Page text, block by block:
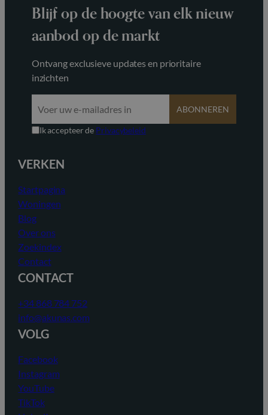
Blijf op de hoogte van elk nieuw
aanbod op de markt
Ontvang exclusieve updates en prioritaire
inzichten
ABONNEREN
Ik accepteer de Privacybeleid
VERKEN
Startpagina
Woningen
Blog
Over ons
Zoekindex
Contact
CONTACT
+34 868 784 752
info@akunas.com
VOLG
Facebook
Instagram
YouTube
TikTok